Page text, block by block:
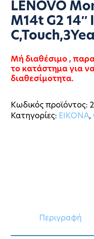
LENOVO
M14t G2 14″
Μή διαθέσιμο ,
το κατάστημα για
διαθεσίμοτητα.
Κωδικός προϊόντος:
Κατηγορίες: ΕΙΚΟΝΑ,
Περιγραφή